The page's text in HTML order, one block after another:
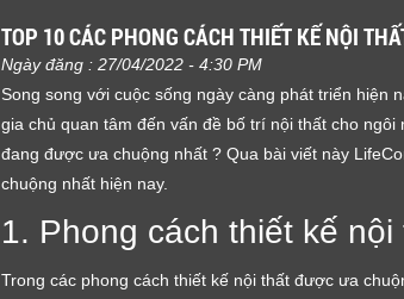
TOP 10 CÁC PHONG CÁCH THIẾT KẾ NỘI
Ngày đăng : 27/04/2022 - 4:30 PM
Song song với cuộc sống ngày càng phát triển hiện
gia chủ quan tâm đến vấn đề bố trí nội thất cho
đang được ưa chuộng nhất ? Qua bài viết này
chuộng nhất hiện nay.
1. Phong cách thiết kế
Trong các phong cách thiết kế nội thất được ưa